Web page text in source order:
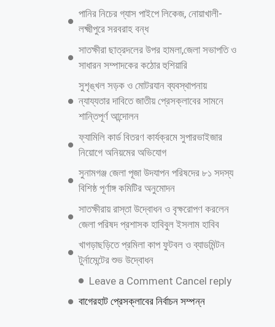
পানির নিচের গ্যাস পাইপে লিকেজ, নোয়াখালী-
লক্ষ্মীপুরে সরবরাহ বন্ধ
সাতক্ষীরা ছাত্রদলের উপর হামলা,জেলা সভাপতি ও
সাধারন সম্পাদকের কঠোর হুশিয়ারি
‎সুশৃঙ্খল সড়ক ও মোটরযান ব্যবস্থাপনায়
ন্যায্যতার দাবিতে জাতীয় প্রেসক্লাবের সামনে
শান্তিপূর্ণ আন্দোলন
ফ্যামিলি কার্ড বিতরণ কার্যক্রমে সুপারভাইজার
নিয়োগে অনিয়মের অভিযোগ
সুনামগঞ্জ জেলা পূজা উদযাপন পরিষদের ৮১ সদস্য
বিশিষ্ঠ পূর্ণাঙ্গ কমিটির অনুমোদন
সাতক্ষীরায় রাস্তা উদ্বোধন ও বৃক্ষরোপণ করলেন
জেলা পরিষদ প্রশাসক হাবিবুল ইসলাম হাবিব
খাগড়াছড়িতে প্রমিলা কাপ ফুটবল ও ব্যাডমিন্টন
টুর্নামেন্টের শুভ উদ্বোধন
Leave a Comment Cancel reply
বাগেরহাট প্রেসক্লাবের নির্বাচন সম্পন্ন